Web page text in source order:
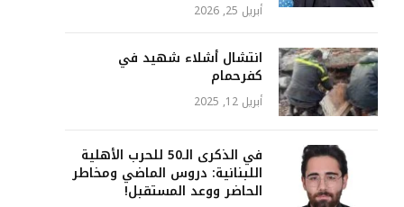
أبريل 25, 2026
انتشال أشلاء شهيد في
كفرحمام
أبريل 12, 2025
في الذكرى الـ50 للحرب الأهلية
اللبنانية: دروس الماضي ومخاطر
الحاضر ووعد المستقبل!